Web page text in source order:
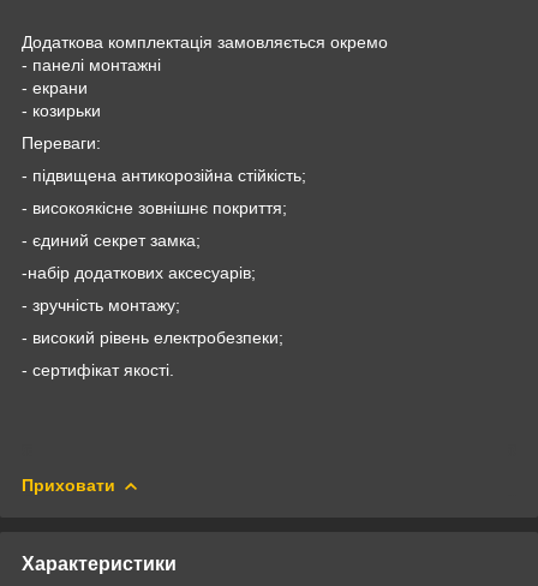
Додаткова комплектація замовляється окремо
- панелі монтажні
- екрани
- козирьки
Переваги:
- підвищена антикорозійна стійкість;
- високоякісне зовнішнє покриття;
- єдиний секрет замка;
-набір додаткових аксесуарів;
- зручність монтажу;
- високий рівень електробезпеки;
- сертифікат якості.
Приховати
Характеристики